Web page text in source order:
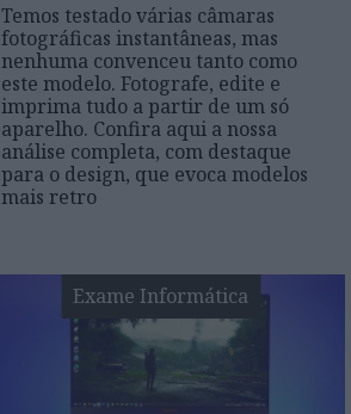
Temos testado várias câmaras
fotográficas instantâneas, mas
nenhuma convenceu tanto como
este modelo. Fotografe, edite e
imprima tudo a partir de um só
aparelho. Confira aqui a nossa
análise completa, com destaque
para o design, que evoca modelos
mais retro
Exame Informática